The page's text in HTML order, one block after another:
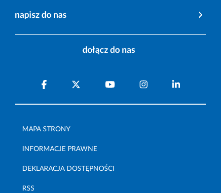
napisz do nas
dołącz do nas
MAPA STRONY
INFORMACJE PRAWNE
DEKLARACJA DOSTĘPNOŚCI
RSS